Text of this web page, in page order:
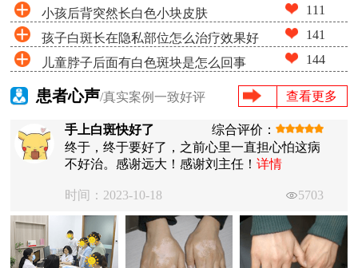
小孩后背突然长白色小块皮肤 111
孩子白斑长在隐私部位怎么治疗效果好 141
儿童脖子后面有白色斑块是怎么回事 144
患者心声/真实案例一致好评 查看更多
手上白斑快好了
综合评价：
终于，终于要好了，之前心里一直担心怕这病
不好治。感谢远大！感谢刘主任！详情
时间：2023-10-18 5703